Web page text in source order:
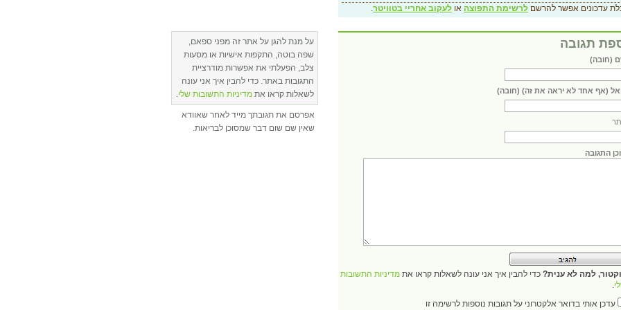
עדכונים אפשר להרשם לרשימת התפוצה או לעקוב אחריי בטוויטר.
תגובה
(חובה)
(אף אחד לא יראה את זה) (חובה)
התגובה
למה לא ענית? כדי להבין איך אני עונה לשאלות קראו את מדיניות התשובות
.
עדכן אותי בדואר אלקטרוני על תגובות נוספות לרשימה זו
על מנת להגן על אתר זה מפני ספאם,
שפה בוטה, התקפות אישיות או מסעות
צלב, הפעלתי את אפשרות מודרציית
התגובות באתר. כדי להבין איך אני עונה
לשאלות קראו את מדיניות התשובות שלי.
אפרסם את תגובתך מייד לאחר שאוודא
שאין שם שום דבר שמסוכן לבריאות.